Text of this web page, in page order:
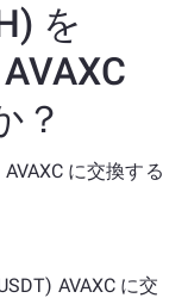
を
？
に交換する
AVAXC に交